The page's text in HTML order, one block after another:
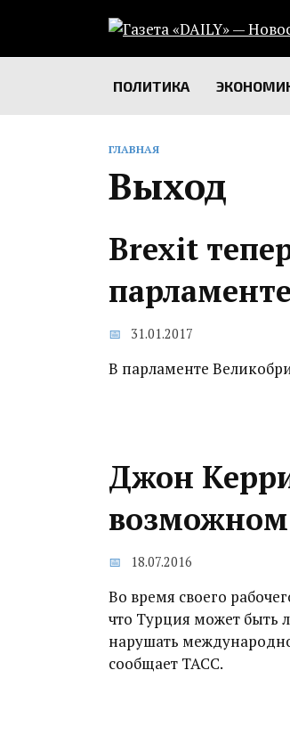
содержанию
ПОЛИТИКА
ГЛАВНАЯ
Выход
Brexit
31.01.2017
В парламенте
Джон
18.07.2016
Во время своего
что Турция может быть
нарушать
сообщает ТАСС.